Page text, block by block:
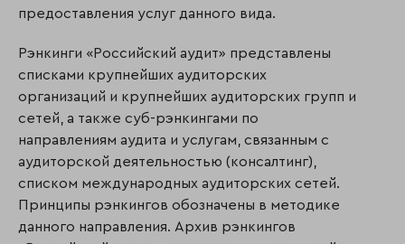
предоставления услуг данного вида.
Рэнкинги «Российский аудит» представлены
списками крупнейших аудиторских
организаций и крупнейших аудиторских групп и
сетей, а также суб-рэнкингами по
направлениям аудита и услугам, связанным с
аудиторской деятельностью (консалтинг),
списком международных аудиторских сетей.
Принципы рэнкингов обозначены в методике
данного направления. Архив рэнкингов